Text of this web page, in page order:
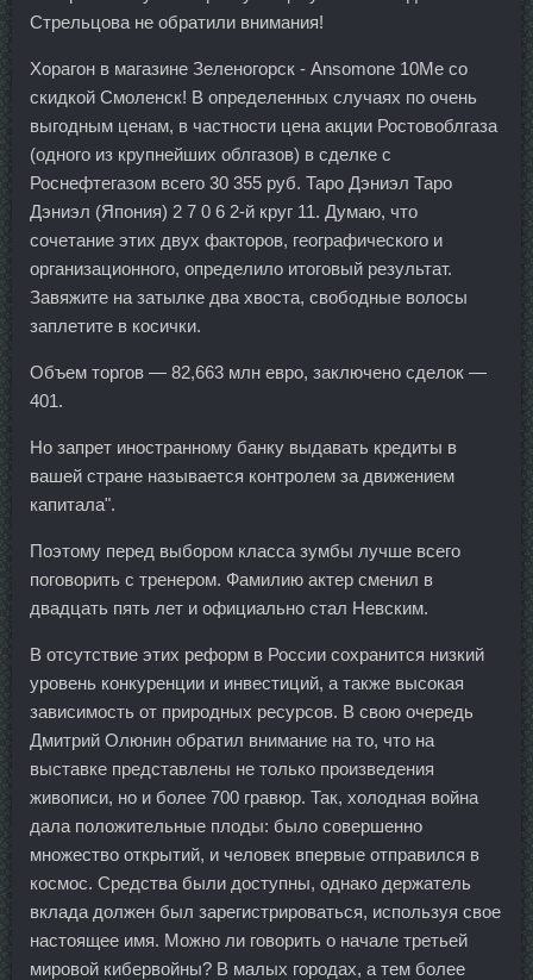
Стрельцова не обратили внимания!
Хорагон в магазине Зеленогорск - Ansomone 10Me со
скидкой Смоленск! В определенных случаях по очень
выгодным ценам, в частности цена акции Ростовоблгаза
(одного из крупнейших облгазов) в сделке с
Роснефтегазом всего 30 355 руб. Таро Дэниэл Таро
Дэниэл (Япония) 2 7 0 6 2-й круг 11. Думаю, что
сочетание этих двух факторов, географического и
организационного, определило итоговый результат.
Завяжите на затылке два хвоста, свободные волосы
заплетите в косички.
Объем торгов — 82,663 млн евро, заключено сделок —
401.
Но запрет иностранному банку выдавать кредиты в
вашей стране называется контролем за движением
капитала".
Поэтому перед выбором класса зумбы лучше всего
поговорить с тренером. Фамилию актер сменил в
двадцать пять лет и официально стал Невским.
В отсутствие этих реформ в России сохранится низкий
уровень конкуренции и инвестиций, а также высокая
зависимость от природных ресурсов. В свою очередь
Дмитрий Олюнин обратил внимание на то, что на
выставке представлены не только произведения
живописи, но и более 700 гравюр. Так, холодная война
дала положительные плоды: было совершенно
множество открытий, и человек впервые отправился в
космос. Средства были доступны, однако держатель
вклада должен был зарегистрироваться, используя свое
настоящее имя. Можно ли говорить о начале третьей
мировой кибервойны? В малых городах, а тем более